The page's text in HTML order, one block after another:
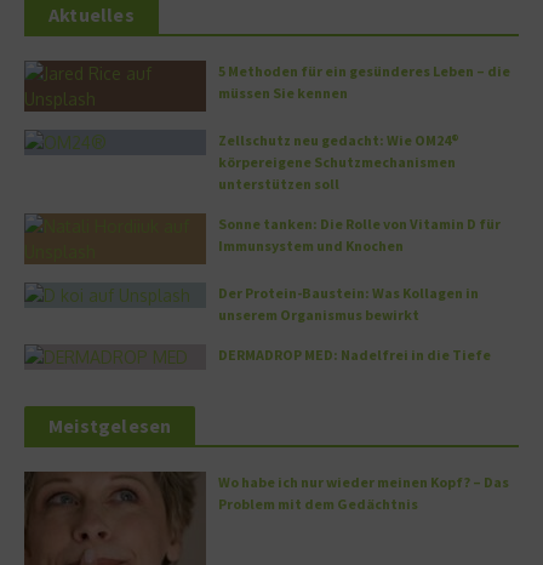
Aktuelles
5 Methoden für ein gesünderes Leben – die
müssen Sie kennen
Zellschutz neu gedacht: Wie OM24®
körpereigene Schutzmechanismen
unterstützen soll
Sonne tanken: Die Rolle von Vitamin D für
Immunsystem und Knochen
Der Protein-Baustein: Was Kollagen in
unserem Organismus bewirkt
DERMADROP MED: Nadelfrei in die Tiefe
Meistgelesen
Wo habe ich nur wieder meinen Kopf? – Das
Problem mit dem Gedächtnis